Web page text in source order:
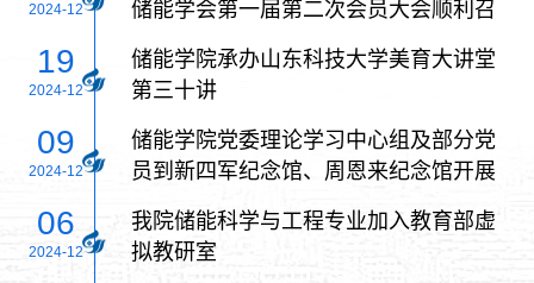
2024-12
储能学会第一届第二次会员大会顺利召
19
2024-12
储能学院承办山东科技大学美育大讲堂
第三十讲
09
2024-12
储能学院党委理论学习中心组及部分党
员到新四军纪念馆、周恩来纪念馆开展
06
2024-12
我院储能科学与工程专业加入教育部虚
拟教研室